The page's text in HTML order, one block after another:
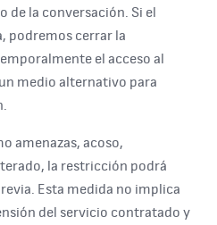
de la conversación. Si el
podremos cerrar la
el acceso al
medio alternativo para
amenazas, acoso,
la restricción podrá
Esta medida no implica
del servicio contratado y